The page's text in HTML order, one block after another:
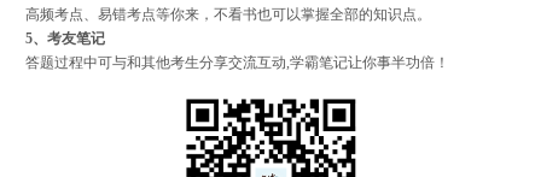
高频考点、易错考点等你来，不看书也可以掌握全部的知识点。
5、考友笔记
答题过程中可与和其他考生分享交流互动,学霸笔记让你事半功倍！